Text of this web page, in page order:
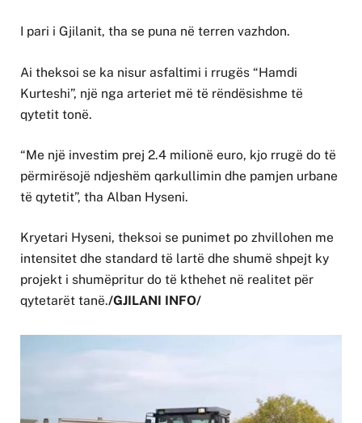
I pari i Gjilanit, tha se puna në terren vazhdon.
Ai theksoi se ka nisur asfaltimi i rrugës “Hamdi
Kurteshi”, një nga arteriet më të rëndësishme të
qytetit tonë.
“Me një investim prej 2.4 milionë euro, kjo rrugë do të
përmirësojë ndjeshëm qarkullimin dhe pamjen urbane
të qytetit”, tha Alban Hyseni.
Kryetari Hyseni, theksoi se punimet po zhvillohen me
intensitet dhe standard të lartë dhe shumë shpejt ky
projekt i shumëpritur do të kthehet në realitet për
qytetarët tanë./GJILANI INFO/